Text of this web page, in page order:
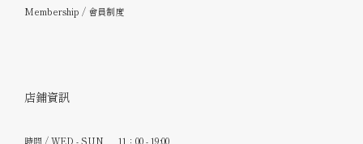
Membership / 會員制度
店鋪資訊
時間 / WED - SUN 11：00 - 19:00